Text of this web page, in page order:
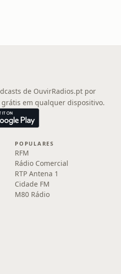
de OuvirRadios.pt por
em qualquer dispositivo.
POPULARES
RFM
Rádio Comercial
RTP Antena 1
Cidade FM
M80 Rádio